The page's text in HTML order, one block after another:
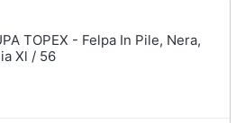
TOPEX - Felpa In Pile, Nera,
Xl / 56